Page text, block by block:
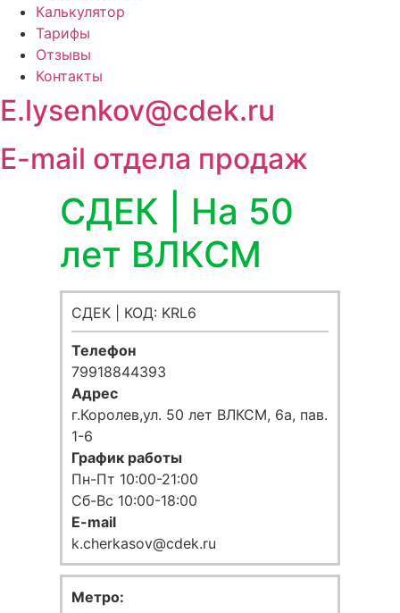
Калькулятор
Тарифы
Отзывы
Контакты
E.lysenkov@cdek.ru
E-mail отдела продаж
СДЕК | На 50
лет ВЛКСМ
СДЕК | КОД: KRL6
Телефон
79918844393
Адрес
г.Королев,ул. 50 лет ВЛКСМ, 6а, пав.
1-6
График работы
Пн-Пт 10:00-21:00
Сб-Вс 10:00-18:00
E-mail
k.cherkasov@cdek.ru
Метро: